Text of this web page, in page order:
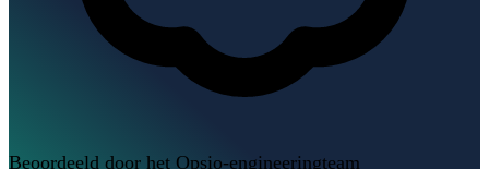
Beoordeeld door het Opsio-engineeringteam